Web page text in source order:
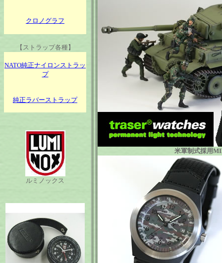
クロノグラフ
【ストラップ各種】
NATO純正ナイロンストラッ
プ
純正ラバーストラップ
ルミノックス
米軍制式採用